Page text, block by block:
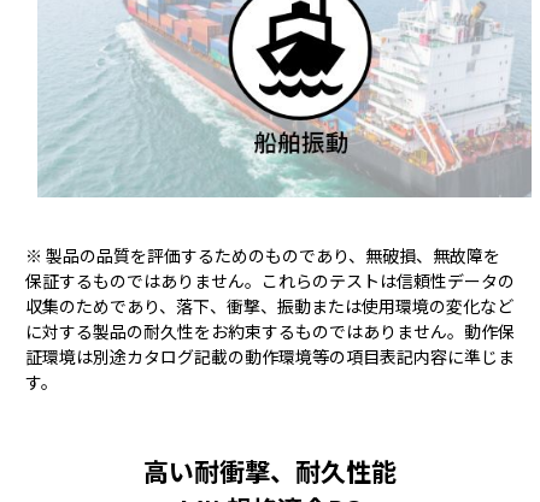
※ 製品の品質を評価するためのものであり、無破損、無故障を
保証するものではありません。これらのテストは信頼性データの
収集のためであり、落下、衝撃、振動または使用環境の変化など
に対する製品の耐久性をお約束するものではありません。動作保
証環境は別途カタログ記載の動作環境等の項目表記内容に準じま
す。
高い耐衝撃、耐久性能